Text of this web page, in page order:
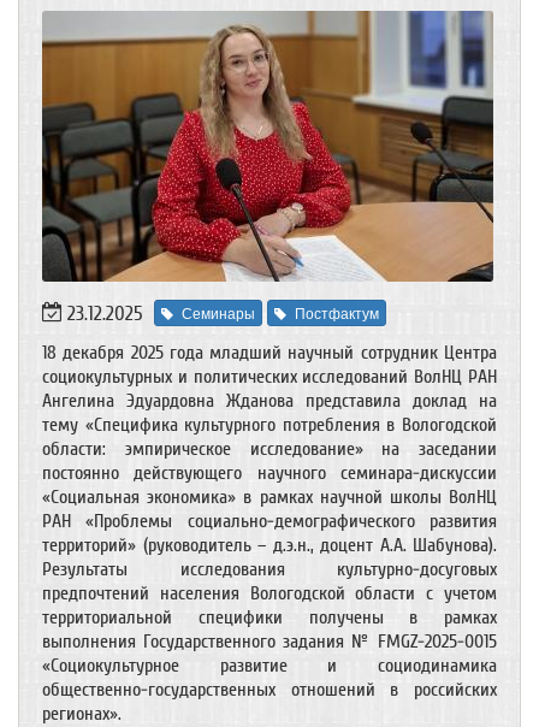
23.12.2025 Семинары Постфактум
18 декабря 2025 года младший научный сотрудник Центра
социокультурных и политических исследований ВолНЦ РАН
Ангелина Эдуардовна Жданова представила доклад на
тему «Специфика культурного потребления в Вологодской
области: эмпирическое исследование» на заседании
постоянно действующего научного семинара-дискуссии
«Социальная экономика» в рамках научной школы ВолНЦ
РАН «Проблемы социально-демографического развития
территорий» (руководитель – д.э.н., доцент А.А. Шабунова).
Результаты исследования культурно-досуговых
предпочтений населения Вологодской области с учетом
территориальной специфики получены в рамках
выполнения Государственного задания № FMGZ-2025-0015
«Социокультурное развитие и социодинамика
общественно-государственных отношений в российских
регионах».